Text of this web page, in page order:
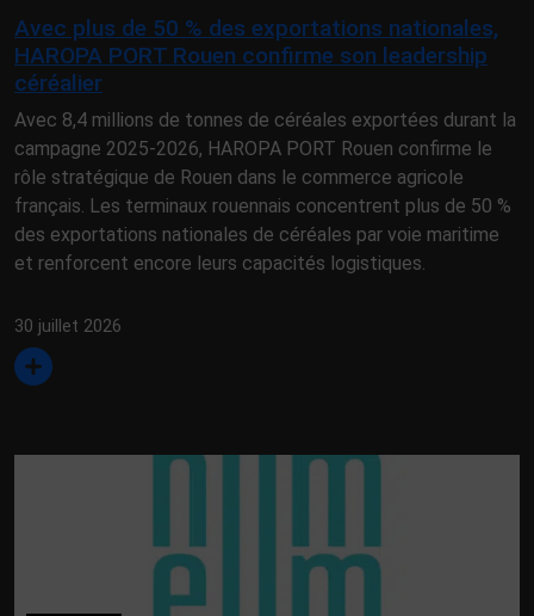
Avec plus de 50 % des exportations nationales,
HAROPA PORT Rouen confirme son leadership
céréalier
Avec 8,4 millions de tonnes de céréales exportées durant la
campagne 2025-2026, HAROPA PORT Rouen confirme le
rôle stratégique de Rouen dans le commerce agricole
français. Les terminaux rouennais concentrent plus de 50 %
des exportations nationales de céréales par voie maritime
et renforcent encore leurs capacités logistiques.
30 juillet 2026